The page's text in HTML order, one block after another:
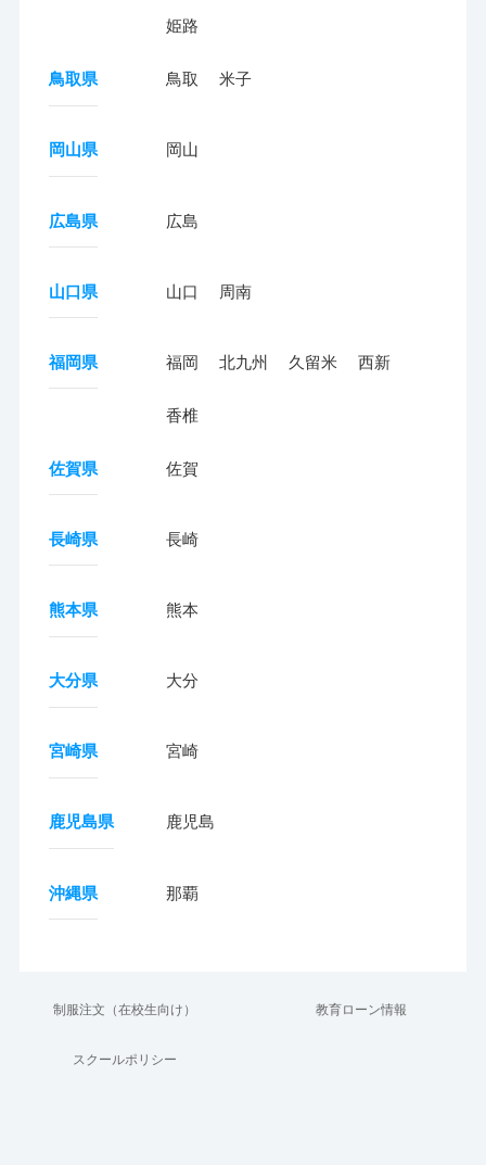
姫路
鳥取県 鳥取 米子
岡山県 岡山
広島県 広島
山口県 山口 周南
福岡県 福岡 北九州 久留米 西新
香椎
佐賀県 佐賀
長崎県 長崎
熊本県 熊本
大分県 大分
宮崎県 宮崎
鹿児島県 鹿児島
沖縄県 那覇
制服注文（在校生向け） 教育ローン情報
スクールポリシー